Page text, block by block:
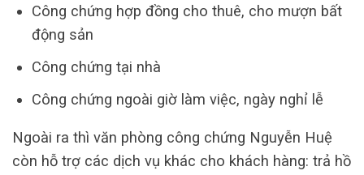
Công chứng hợp đồng cho thuê, cho mượn bất
động sản
Công chứng tại nhà
Công chứng ngoài giờ làm việc, ngày nghỉ lễ
Ngoài ra thì văn phòng công chứng Nguyễn Huệ
còn hỗ trợ các dịch vụ khác cho khách hàng: trả hồ